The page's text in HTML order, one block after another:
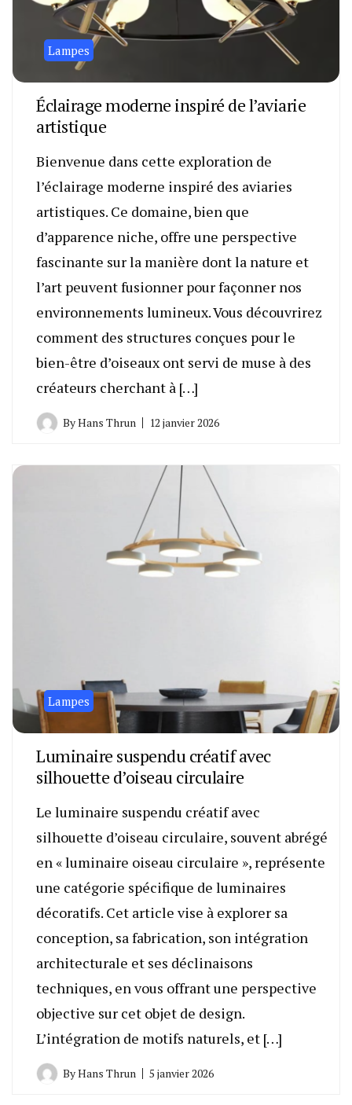
Lampes
Éclairage moderne inspiré de l’aviarie
artistique
Bienvenue dans cette exploration de
l’éclairage moderne inspiré des aviaries
artistiques. Ce domaine, bien que
d’apparence niche, offre une perspective
fascinante sur la manière dont la nature et
l’art peuvent fusionner pour façonner nos
environnements lumineux. Vous découvrirez
comment des structures conçues pour le
bien-être d’oiseaux ont servi de muse à des
créateurs cherchant à […]
ByHans Thrun 12 janvier 2026
Lampes
Luminaire suspendu créatif avec
silhouette d’oiseau circulaire
Le luminaire suspendu créatif avec
silhouette d’oiseau circulaire, souvent abrégé
en « luminaire oiseau circulaire », représente
une catégorie spécifique de luminaires
décoratifs. Cet article vise à explorer sa
conception, sa fabrication, son intégration
architecturale et ses déclinaisons
techniques, en vous offrant une perspective
objective sur cet objet de design.
L’intégration de motifs naturels, et […]
ByHans Thrun 5 janvier 2026